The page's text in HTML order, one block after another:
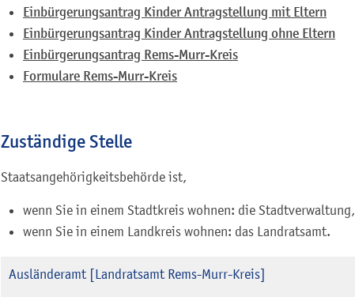
Einbürgerungsantrag Kinder Antragstellung mit Eltern
Einbürgerungsantrag Kinder Antragstellung ohne Eltern
Einbürgerungsantrag Rems-Murr-Kreis
Formulare Rems-Murr-Kreis
Zuständige Stelle
Staatsangehörigkeitsbehörde ist,
wenn Sie in einem Stadtkreis wohnen: die Stadtverwaltung,
wenn Sie in einem Landkreis wohnen: das Landratsamt.
Ausländeramt [Landratsamt Rems-Murr-Kreis]